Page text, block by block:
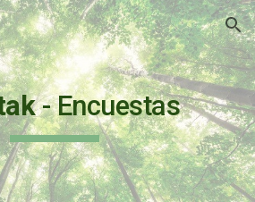
Skip to navigation
- Encuestas